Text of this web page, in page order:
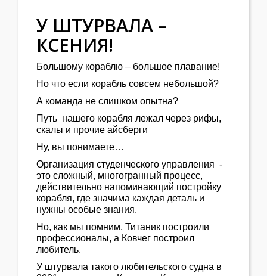
У ШТУРВАЛА –
КСЕНИЯ!
Большому кораблю – большое плавание!
Но что если корабль совсем небольшой?
А команда не слишком опытна?
Путь нашего корабля лежал через рифы,
скалы и прочие айсберги
Ну, вы понимаете…
Организация студенческого управления -
это сложный, многогранный процесс,
действительно напоминающий постройку
корабля, где значима каждая деталь и
нужны особые знания.
Но, как мы помним, Титаник построили
профессионалы, а Ковчег построил
любитель.
У штурвала такого любительского судна в